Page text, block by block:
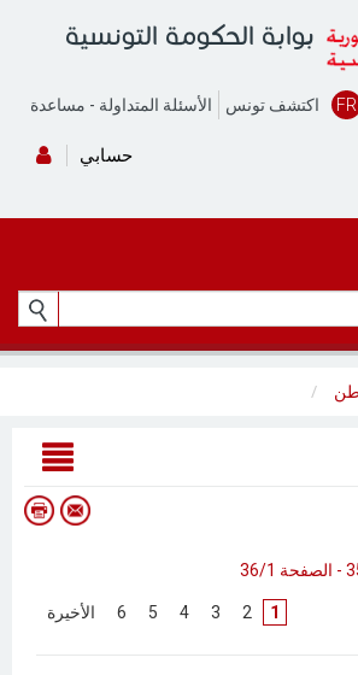
بوابة الحكومة التونسية
الأسئلة المتداولة - مساعدة اكتشف تونس FR
حسابي
1
2
3
4
5
6 الأخيرة